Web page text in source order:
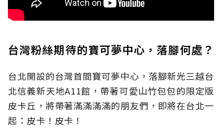
台灣粉絲期待的寶可夢中心，落腳何處？
台北開設的台灣首間寶可夢中心，落腳新光三越台
北信義新天地A11館，帶著可愛山竹包包的限定版
皮卡丘，將帶著滿滿滿滿的朋友們，即將在台北一
起：皮卡！皮卡！